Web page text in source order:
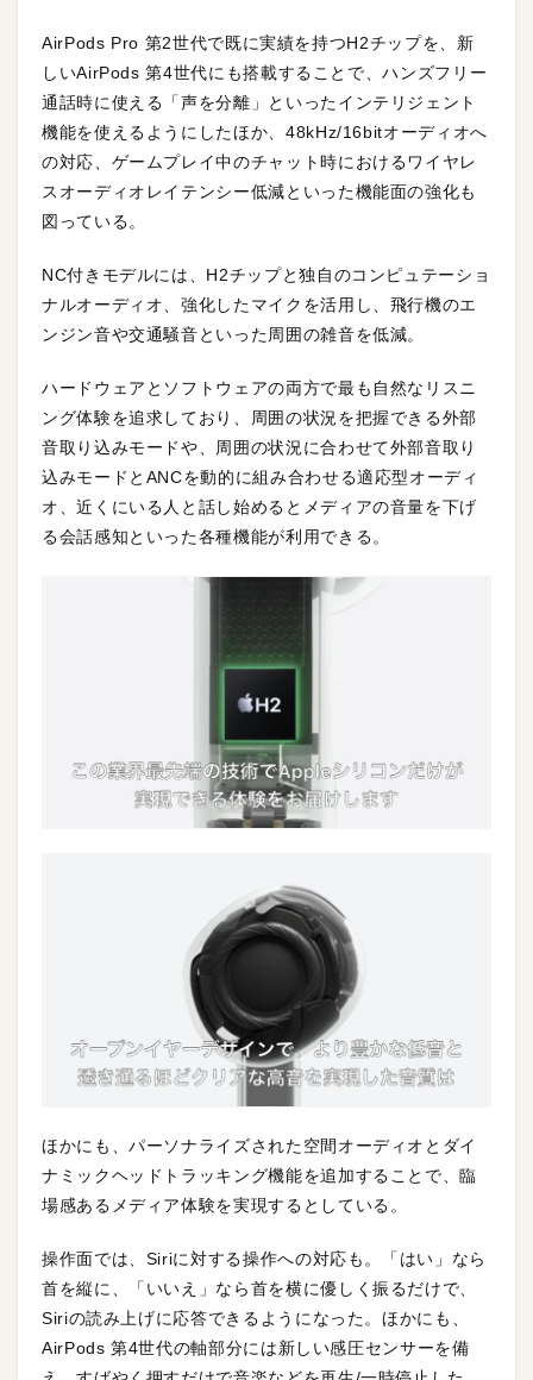
AirPods Pro 第2世代で既に実績を持つH2チップを、新
しいAirPods 第4世代にも搭載することで、ハンズフリー
通話時に使える「声を分離」といったインテリジェント
機能を使えるようにしたほか、48kHz/16bitオーディオへ
の対応、ゲームプレイ中のチャット時におけるワイヤレ
スオーディオレイテンシー低減といった機能面の強化も
図っている。
NC付きモデルには、H2チップと独自のコンピュテーショ
ナルオーディオ、強化したマイクを活用し、飛行機のエ
ンジン音や交通騒音といった周囲の雑音を低減。
ハードウェアとソフトウェアの両方で最も自然なリスニ
ング体験を追求しており、周囲の状況を把握できる外部
音取り込みモードや、周囲の状況に合わせて外部音取り
込みモードとANCを動的に組み合わせる適応型オーディ
オ、近くにいる人と話し始めるとメディアの音量を下げ
る会話感知といった各種機能が利用できる。
ほかにも、パーソナライズされた空間オーディオとダイ
ナミックヘッドトラッキング機能を追加することで、臨
場感あるメディア体験を実現するとしている。
操作面では、Siriに対する操作への対応も。「はい」なら
首を縦に、「いいえ」なら首を横に優しく振るだけで、
Siriの読み上げに応答できるようになった。ほかにも、
AirPods 第4世代の軸部分には新しい感圧センサーを備